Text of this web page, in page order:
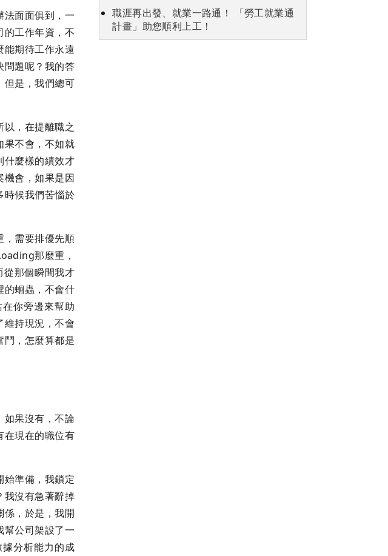
法面面俱到，一
的工作年資，不
能期待工作永遠
問題呢？我的答
但是，我們總可
，在提離職之
果不會，不如就
什麼樣的績效才
機會，如果是因
時候我們苦惱於
，需要排優先順
那麼重，
那個瞬間我才
的蛔蟲，不會什
你旁邊來幫助
維持現況，不會
鬥，怎麼算都是
如果沒有，不論
在現在的職位有
始準備，我鎖定
我沒有急著辭掉
係，於是，我開
幫公司架設了一
分析能力的成
職涯再出發、就業一路通！ 「勞工就業通
計畫」助您順利上工！